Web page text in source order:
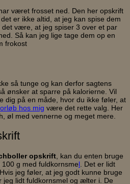
været frosset ned. Den her opskrift
er ikke altid, at jeg kan spise dem
være, at jeg spiser 3 over et par
Så kan jeg lige tage dem op en
frokost
så tunge og kan derfor sagtens
ønsker at sparre på kalorierne. Vil
dig på en måde, hvor du ikke føler, at
hos mig være det rette valg. Her
øl med vennerne og meget mere.
opskrift , kan du enten bruge
g med fuldkornsmel . Det er lidt
jeg føler, at jeg godt kunne bruge
jeg lidt fuldkornsmel og ælter i. De